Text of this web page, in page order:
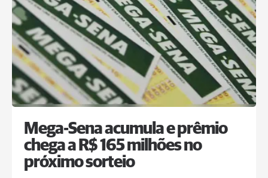
Mega-Sena acumula e prêmio
chega a R$ 165 milhões no
próximo sorteio